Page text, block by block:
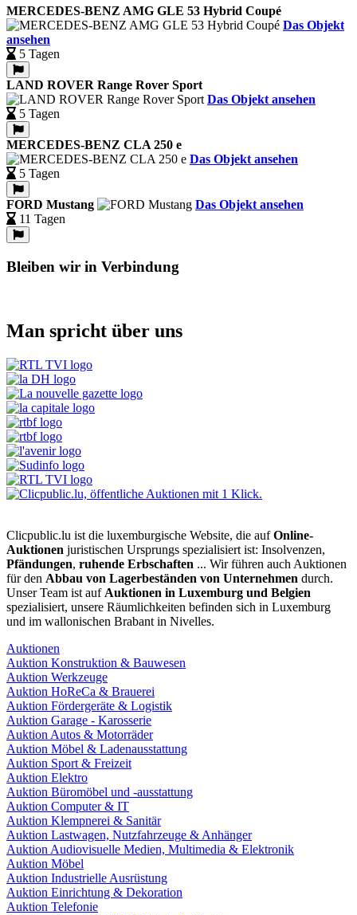
MERCEDES-BENZ AMG GLE 53 Hybrid Coupé
Das Objekt
ansehen
5 Tagen
LAND ROVER Range Rover Sport
Das Objekt ansehen
5 Tagen
MERCEDES-BENZ CLA 250 e
Das Objekt ansehen
5 Tagen
FORD Mustang
Das Objekt ansehen
11 Tagen
Bleiben wir in Verbindung
Man spricht über uns
Clicpublic.lu ist die luxemburgische Website, die aufOnline-
Auktionen juristischen Ursprungs spezialisiert ist: Insolvenzen,
Pfändungen, ruhende Erbschaften ... Wir führen auch Auktionen
für den Abbau von Lagerbeständen von Unternehmen durch.
Unser Team ist auf Auktionen in Luxemburg und Belgien
spezialisiert, unsere Räumlichkeiten befinden sich in Luxemburg
und im wallonischen Brabant in Nivelles.
Auktionen
Auktion Konstruktion & Bauwesen
Auktion Werkzeuge
Auktion HoReCa & Brauerei
Auktion Fördergeräte & Logistik
Auktion Garage - Karosserie
Auktion Autos & Motorräder
Auktion Möbel & Ladenausstattung
Auktion Sport & Freizeit
Auktion Elektro
Auktion Büromöbel und -ausstattung
Auktion Computer & IT
Auktion Klempnerei & Sanitär
Auktion Lastwagen, Nutzfahrzeuge & Anhänger
Auktion Audiovisuelle Medien, Multimedia & Elektronik
Auktion Möbel
Auktion Industrielle Ausrüstung
Auktion Einrichtung & Dekoration
Auktion Telefonie